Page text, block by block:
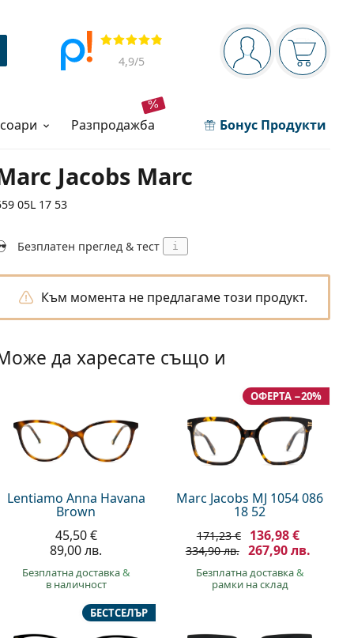
Navigation panel
Вие сте вписани
Прегледи
4,9/5
разпродажба Бонус Продукти
Jacobs Marc
05L 17 53
Безплатен преглед & тест i
Към момента не предлагаме този продукт.
да харесате също и
Lentiamo Anna Havana
Brown
45,50 €
89,00 лв.
Безплатна доставка&
в наличност
Marc Jacobs MJ 1054 086
18 52
ОФЕРТА −20%
171,23 € 136,98 €
334,90 лв. 267,90 лв.
Безплатна доставка&
рамки на склад
БЕСТСЕЛЪР